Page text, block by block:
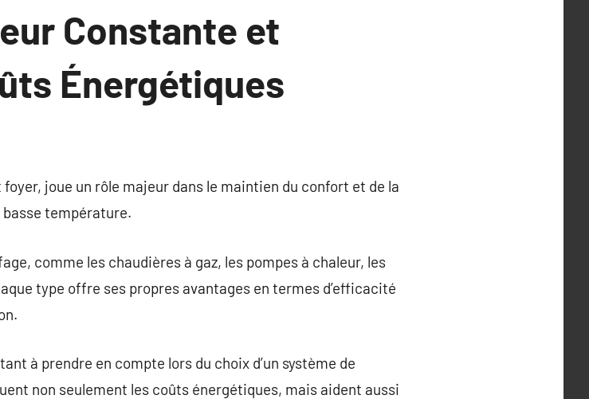
Constante et
Énergétiques
joue un rôle majeur dans le maintien du confort et de la
température.
comme les chaudières à gaz, les pompes à chaleur, les
type offre ses propres avantages en termes d’efficacité
à prendre en compte lors du choix d’un système de
non seulement les coûts énergétiques, mais aident aussi